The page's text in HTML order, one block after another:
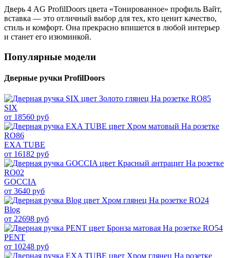
Дверь 4 AG ProfilDoors цвета «Тонированное» профиль Вайт,
вставка — это отличный выбор для тех, кто ценит качество,
стиль и комфорт. Она прекрасно впишется в любой интерьер
и станет его изюминкой.
Популярные модели
Дверные ручки ProfilDoors
SIX
от 18560 руб
EXA TUBE
от 16182 руб
GOCCIA
от 3640 руб
Blog
от 22698 руб
PENT
от 10248 руб